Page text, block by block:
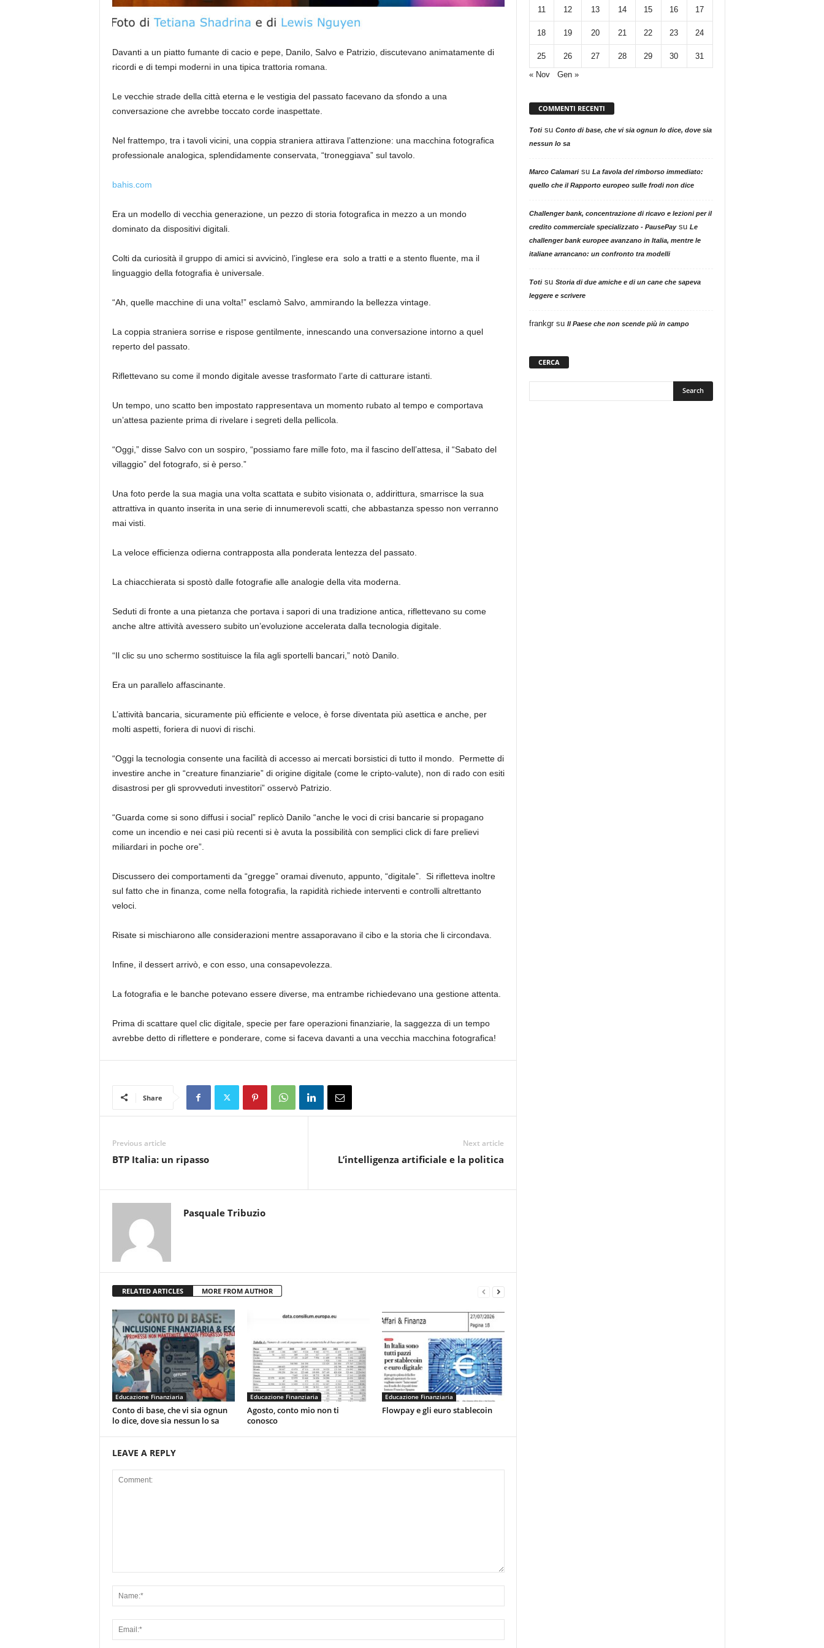
Davanti a un piatto fumante di cacio e pepe, Danilo, Salvo e Patrizio, discutevano animatamente di
ricordi e di tempi moderni in una tipica trattoria romana.
Le vecchie strade della città eterna e le vestigia del passato facevano da sfondo a una
conversazione che avrebbe toccato corde inaspettate.
Nel frattempo, tra i tavoli vicini, una coppia straniera attirava l’attenzione: una macchina fotografica
professionale analogica, splendidamente conservata, “troneggiava” sul tavolo.
bahis.com
Era un modello di vecchia generazione, un pezzo di storia fotografica in mezzo a un mondo
dominato da dispositivi digitali.
Colti da curiosità il gruppo di amici si avvicinò, l’inglese era solo a tratti e a stento fluente, ma il
linguaggio della fotografia è universale.
“Ah, quelle macchine di una volta!” esclamò Salvo, ammirando la bellezza vintage.
La coppia straniera sorrise e rispose gentilmente, innescando una conversazione intorno a quel
reperto del passato.
Riflettevano su come il mondo digitale avesse trasformato l’arte di catturare istanti.
Un tempo, uno scatto ben impostato rappresentava un momento rubato al tempo e comportava
un’attesa paziente prima di rivelare i segreti della pellicola.
“Oggi,” disse Salvo con un sospiro, “possiamo fare mille foto, ma il fascino dell’attesa, il “Sabato del
villaggio” del fotografo, si è perso.”
Una foto perde la sua magia una volta scattata e subito visionata o, addirittura, smarrisce la sua
attrattiva in quanto inserita in una serie di innumerevoli scatti, che abbastanza spesso non verranno
mai visti.
La veloce efficienza odierna contrapposta alla ponderata lentezza del passato.
La chiacchierata si spostò dalle fotografie alle analogie della vita moderna.
Seduti di fronte a una pietanza che portava i sapori di una tradizione antica, riflettevano su come
anche altre attività avessero subito un’evoluzione accelerata dalla tecnologia digitale.
“Il clic su uno schermo sostituisce la fila agli sportelli bancari,” notò Danilo.
Era un parallelo affascinante.
L’attività bancaria, sicuramente più efficiente e veloce, è forse diventata più asettica e anche, per
molti aspetti, foriera di nuovi di rischi.
“Oggi la tecnologia consente una facilità di accesso ai mercati borsistici di tutto il mondo. Permette di
investire anche in “creature finanziarie” di origine digitale (come le cripto-valute), non di rado con esiti
disastrosi per gli sprovveduti investitori” osservò Patrizio.
“Guarda come si sono diffusi i social” replicò Danilo “anche le voci di crisi bancarie si propagano
come un incendio e nei casi più recenti si è avuta la possibilità con semplici click di fare prelievi
miliardari in poche ore”.
Discussero dei comportamenti da “gregge” oramai divenuto, appunto, “digitale”. Si rifletteva inoltre
sul fatto che in finanza, come nella fotografia, la rapidità richiede interventi e controlli altrettanto
veloci.
Risate si mischiarono alle considerazioni mentre assaporavano il cibo e la storia che li circondava.
Infine, il dessert arrivò, e con esso, una consapevolezza.
La fotografia e le banche potevano essere diverse, ma entrambe richiedevano una gestione attenta.
Prima di scattare quel clic digitale, specie per fare operazioni finanziarie, la saggezza di un tempo
avrebbe detto di riflettere e ponderare, come si faceva davanti a una vecchia macchina fotografica!
Share
Previous article
BTP Italia: un ripasso
Next article
L’intelligenza artificiale e la politica
Pasquale Tribuzio
RELATED ARTICLES MORE FROM AUTHOR
Educazione Finanziaria
Conto di base, che vi sia ognun
lo dice, dove sia nessun lo sa
Educazione Finanziaria
Agosto, conto mio non ti
conosco
Educazione Finanziaria
Flowpay e gli euro stablecoin
LEAVE A REPLY
11 12 13 14 15 16 17
18 19 20 21 22 23 24
25 26 27 28 29 30
31
« Nov
Gen »
COMMENTI RECENTI
Totisu Conto di base, che vi sia ognun lo dice, dove sia
nessun lo sa
Marco Calamarisu La favola del rimborso immediato:
quello che il Rapporto europeo sulle frodi non dice
Challenger bank, concentrazione di ricavo e lezioni per il
credito commerciale specializzato - PausePaysu Le
challenger bank europee avanzano in Italia, mentre le
italiane arrancano: un confronto tra modelli
Totisu Storia di due amiche e di un cane che sapeva
leggere e scrivere
frankgrsu Il Paese che non scende più in campo
CERCA